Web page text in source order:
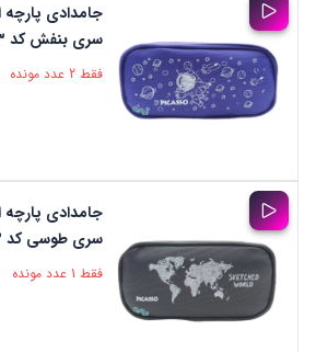
سری بنفش کد E3
فقط 2 عدد مونده
سری طوسی کد E3
فقط 1 عدد مونده